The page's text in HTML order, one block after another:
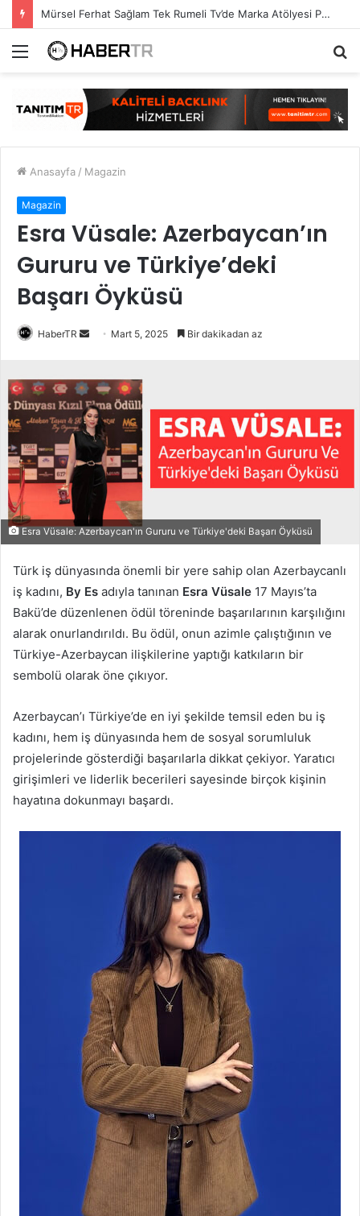
Mürsel Ferhat Sağlam Tek Rumeli Tv’de Marka Atölyesi Programına Konuk Oldu
Menü
Anasayfa / Magazin
Magazin
Esra Vüsale: Azerbaycan’ın
Gururu ve Türkiye’deki
Başarı Öyküsü
HaberTR
Bir
göndermek
Mart 5, 2025 Bir dakikadan az
Esra Vüsale: Azerbaycan'ın Gururu ve Türkiye'deki Başarı Öyküsü
Türk iş dünyasında önemli bir yere sahip olan Azerbaycanlı
iş kadını, By Es adıyla tanınan Esra Vüsale 17 Mayıs’ta
Bakü’de düzenlenen ödül töreninde başarılarının karşılığını
alarak onurlandırıldı. Bu ödül, onun azimle çalıştığının ve
Türkiye-Azerbaycan ilişkilerine yaptığı katkıların bir
sembolü olarak öne çıkıyor.
Azerbaycan’ı Türkiye’de en iyi şekilde temsil eden bu iş
kadını, hem iş dünyasında hem de sosyal sorumluluk
projelerinde gösterdiği başarılarla dikkat çekiyor. Yaratıcı
girişimleri ve liderlik becerileri sayesinde birçok kişinin
hayatına dokunmayı başardı.